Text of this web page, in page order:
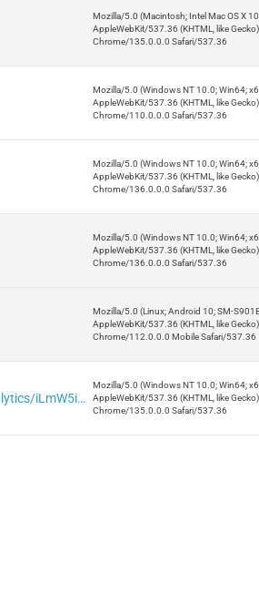
Mozilla/5.0 (Macintosh; Intel Mac OS X
AppleWebKit/537.36 (KHTML, like Gecko)
Chrome/135.0.0.0 Safari/537.36
Mozilla/5.0 (Windows NT 10.0; Win64;
AppleWebKit/537.36 (KHTML, like Gecko)
Chrome/110.0.0.0 Safari/537.36
Mozilla/5.0 (Windows NT 10.0; Win64;
AppleWebKit/537.36 (KHTML, like Gecko)
Chrome/136.0.0.0 Safari/537.36
Mozilla/5.0 (Windows NT 10.0; Win64;
AppleWebKit/537.36 (KHTML, like Gecko)
Chrome/136.0.0.0 Safari/537.36
Mozilla/5.0 (Linux; Android 10; SM-
AppleWebKit/537.36 (KHTML, like Gecko)
Chrome/112.0.0.0 Mobile Safari/537.36
https://iplogger.org/pl/logger/analytics/iLmW5i2ShIJV/
Mozilla/5.0 (Windows NT 10.0; Win64;
AppleWebKit/537.36 (KHTML, like Gecko)
Chrome/135.0.0.0 Safari/537.36